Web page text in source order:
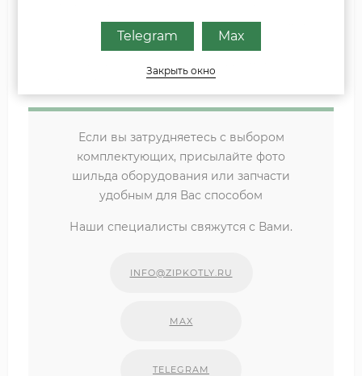
Котел Logano G124-20 WS (RU TOP) (8732204647) /
Комплект подключения вертикальный Котел
Комплект подключения гориз
Если вы затрудняетесь с выбором
комплектующих, присылайте фото
шильда оборудования или запчасти
удобным для Вас способом
Наши специалисты свяжутся с Вами.
INFO@ZIPKOTLY.RU
MAX
TELEGRAM
Telegram Max
Закрыть окно